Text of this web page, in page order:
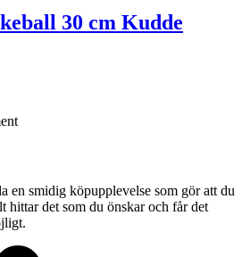
30 cm Kudde
en smidig köpupplevelse som gör att du
hittar det som du önskar och får det